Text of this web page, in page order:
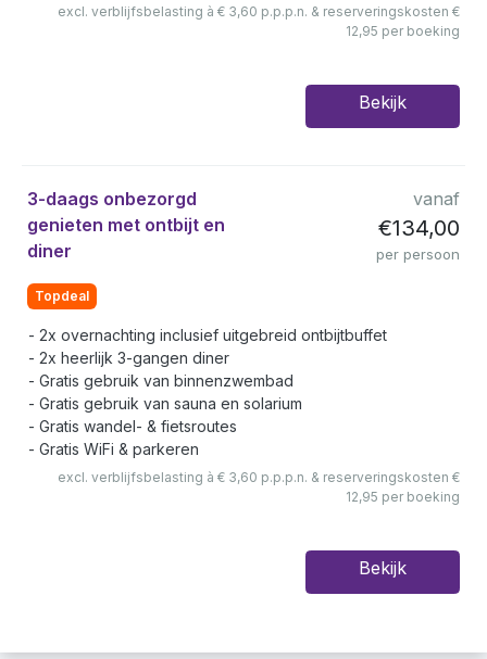
excl. verblijfsbelasting à € 3,60 p.p.p.n. & reserveringskosten €
12,95 per boeking
Bekijk
3-daags onbezorgd
genieten met ontbijt en
diner
Topdeal
vanaf
€134,00
per persoon
2x overnachting inclusief uitgebreid ontbijtbuffet
2x heerlijk 3-gangen diner
Gratis gebruik van binnenzwembad
Gratis gebruik van sauna en solarium
Gratis wandel- & fietsroutes
Gratis WiFi & parkeren
excl. verblijfsbelasting à € 3,60 p.p.p.n. & reserveringskosten €
12,95 per boeking
Bekijk